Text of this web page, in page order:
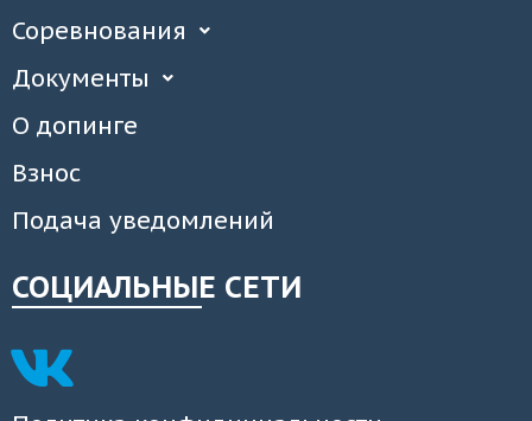
Соревнования
Документы
О допинге
Взнос
Подача уведомлений
СОЦИАЛЬНЫЕ СЕТИ